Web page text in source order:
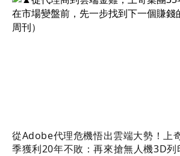
從Adobe代理危機悟出雲端大勢！上
季獲利20年不敗：再來搶無人機3D列